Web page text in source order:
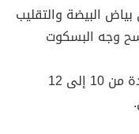
البيضة والتقليب
وجه البسكوت
نثر السكر على البسكوت والخبز لمدة من 10 إلى 12